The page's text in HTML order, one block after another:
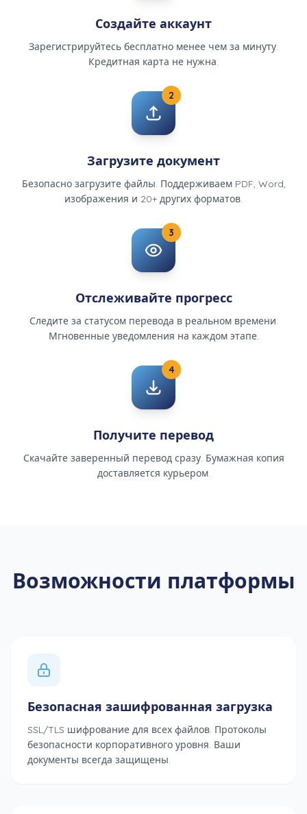
Создайте аккаунт
Зарегистрируйтесь бесплатно менее чем за минуту.
Кредитная карта не нужна.
2
Загрузите документ
Безопасно загрузите файлы. Поддерживаем PDF, Word,
изображения и 20+ других форматов.
3
Отслеживайте прогресс
Следите за статусом перевода в реальном времени.
Мгновенные уведомления на каждом этапе.
4
Получите перевод
Скачайте заверенный перевод сразу. Бумажная копия
доставляется курьером.
Возможности платформы
Безопасная зашифрованная загрузка
SSL/TLS шифрование для всех файлов. Протоколы
безопасности корпоративного уровня. Ваши
документы всегда защищены.